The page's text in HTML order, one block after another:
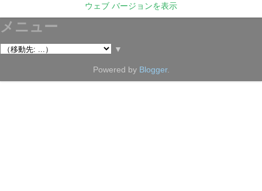
ウェブ バージョンを表示
メニュー
▼
Powered by Blogger.